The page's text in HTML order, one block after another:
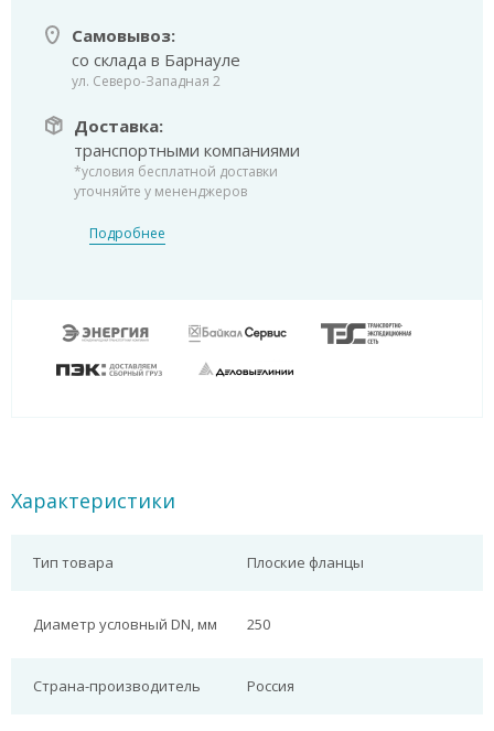
Самовывоз:
со склада в Барнауле
ул. Северо-Западная 2
Доставка:
транспортными компаниями
*условия бесплатной доставки
уточняйте у мененджеров
Подробнее
Характеристики
Тип товара Плоские фланцы
Диаметр условный DN, мм 250
Страна-производитель Россия